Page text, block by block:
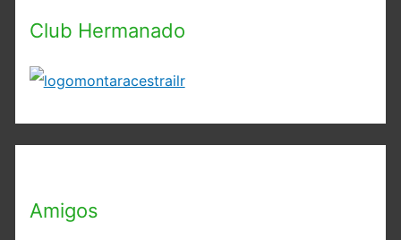
Club Hermanado
Amigos